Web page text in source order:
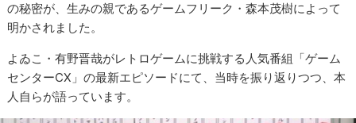
の秘密が、生みの親であるゲームフリーク・森本茂樹によって
明かされました。
よゐこ・有野晋哉がレトロゲームに挑戦する人気番組「ゲーム
センターCX」の最新エピソードにて、当時を振り返りつつ、本
人自らが語っています。